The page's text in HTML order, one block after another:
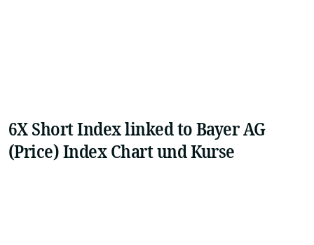
6X Short Index linked to Bayer AG
(Price) Index Chart und Kurse